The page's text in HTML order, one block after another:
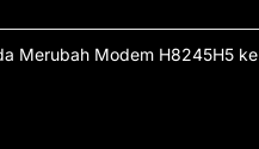
Merubah Modem H8245H5 ke